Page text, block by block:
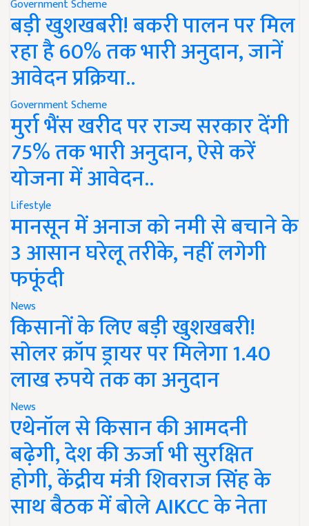
Government Scheme
बड़ी खुशखबरी! बकरी पालन पर मिल
रहा है 60% तक भारी अनुदान, जानें
आवेदन प्रक्रिया..
Government Scheme
मुर्रा भैंस खरीद पर राज्य सरकार देंगी
75% तक भारी अनुदान, ऐसे करें
योजना में आवेदन..
Lifestyle
मानसून में अनाज को नमी से बचाने के
3 आसान घरेलू तरीके, नहीं लगेगी
फफूंदी
News
किसानों के लिए बड़ी खुशखबरी!
सोलर क्रॉप ड्रायर पर मिलेगा 1.40
लाख रुपये तक का अनुदान
News
एथेनॉल से किसान की आमदनी
बढ़ेगी, देश की ऊर्जा भी सुरक्षित
होगी, केंद्रीय मंत्री शिवराज सिंह के
साथ बैठक में बोले AIKCC के नेता